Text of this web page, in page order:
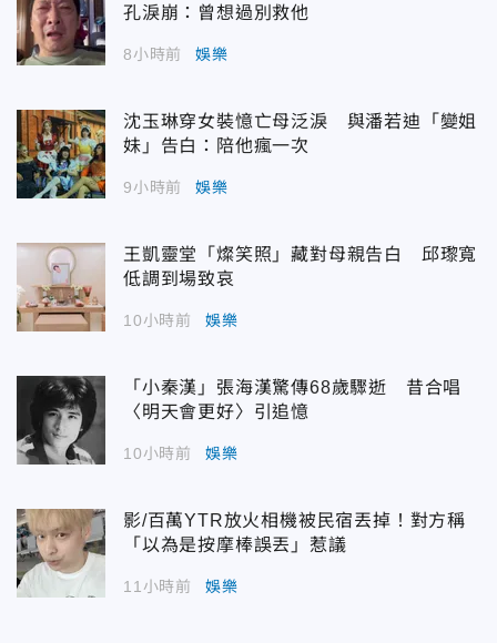
孔淚崩：曾想過別救他
8小時前 娛樂
沈玉琳穿女裝憶亡母泛淚 與潘若迪「變姐
妹」告白：陪他瘋一次
9小時前 娛樂
王凱靈堂「燦笑照」藏對母親告白 邱瓈寬
低調到場致哀
10小時前 娛樂
「小秦漢」張海漢驚傳68歲驟逝 昔合唱
〈明天會更好〉引追憶
10小時前 娛樂
影/百萬YTR放火相機被民宿丟掉！對方稱
「以為是按摩棒誤丟」惹議
11小時前 娛樂